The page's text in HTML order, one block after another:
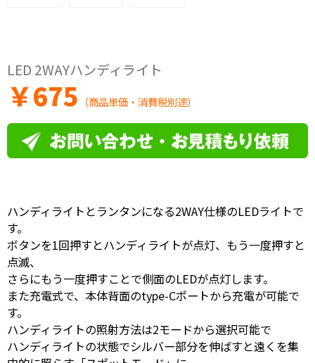
LED 2WAYハンディライト
￥675 （商品単価・消費税別途）
ハンディライトとランタンになる2WAY仕様のLEDライトで
す。
ボタンを1回押すとハンディライトが点灯、もう一度押すと
点滅、
さらにもう一度押すことで側面のLEDが点灯します。
また充電式で、本体背面のtype-Cポートから充電が可能で
す。
ハンディライトの照射方法は2モードから選択可能で
ハンディライトの状態でシルバー部分を伸ばすと遠くを集